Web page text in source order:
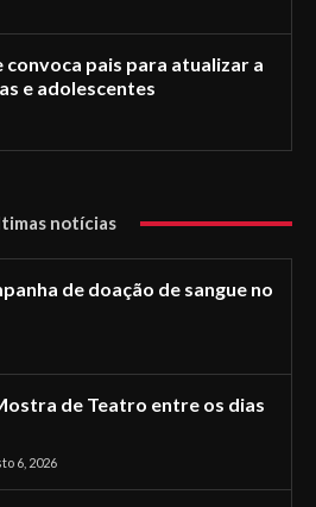
convoca pais para atualizar a
e adolescentes
notícias
de doação de sangue no
de Teatro entre os dias
6, 2026